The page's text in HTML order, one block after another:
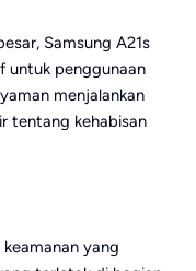
Samsung A21s
untuk penggunaan
menjalankan
tentang kehabisan
yang